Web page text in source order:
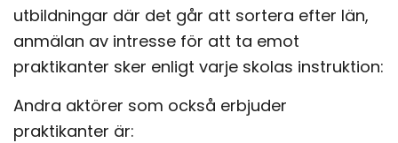
utbildningar där det går att sortera efter län,
anmälan av intresse för att ta emot
praktikanter sker enligt varje skolas instruktion:
Andra aktörer som också erbjuder
praktikanter är: